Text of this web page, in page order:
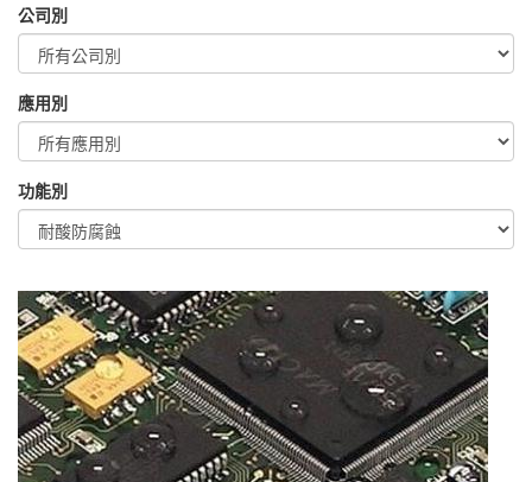
公司別
應用別
功能別